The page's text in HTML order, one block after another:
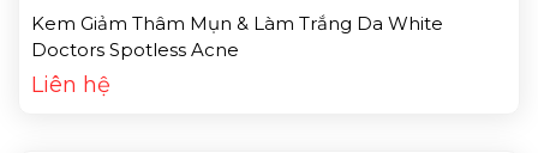
Kem Giảm Thâm Mụn & Làm Trắng Da White
Doctors Spotless Acne
Liên hệ